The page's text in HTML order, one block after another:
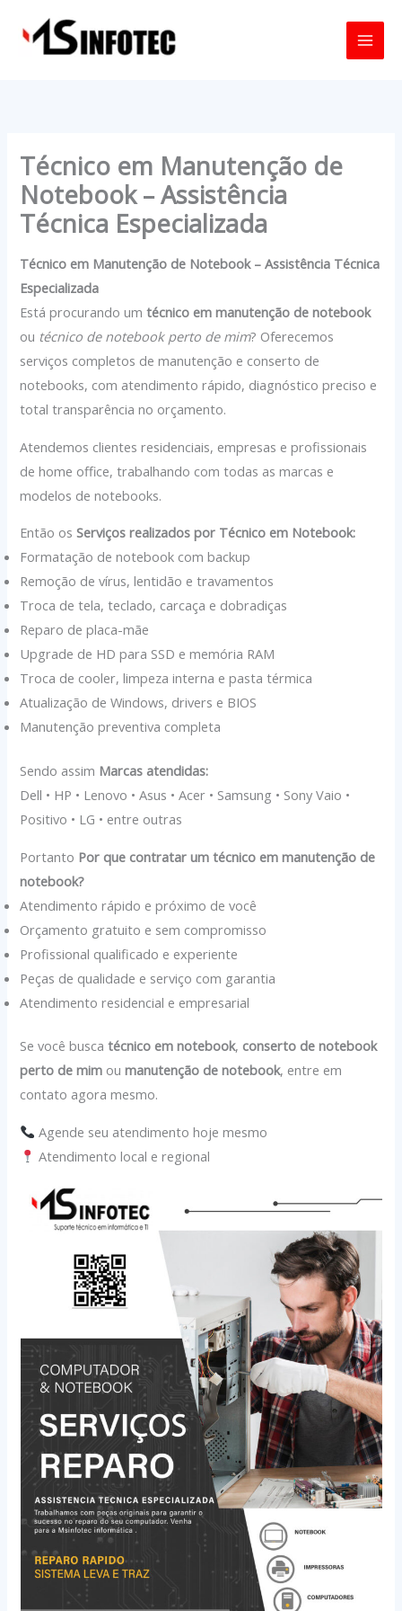
para
Técnico em Manutenção de
Notebook – Assistência
Técnica Especializada
Técnico em Manutenção de Notebook – Assistência Técnica
Especializada
Está procurando umtécnico em manutenção de notebook
ou técnico de notebook perto de mim? Oferecemos
serviços completos de manutenção e conserto de
notebooks, com atendimento rápido, diagnóstico preciso e
total transparência no orçamento.
Atendemos clientes residenciais, empresas e profissionais
de home office, trabalhando com todas as marcas e
modelos de notebooks.
Então osServiços realizados por Técnico em Notebook:
Formatação de notebook com backup
Remoção de vírus, lentidão e travamentos
Troca de tela, teclado, carcaça e dobradiças
Reparo de placa-mãe
Upgrade de HD para SSD e memória RAM
Troca de cooler, limpeza interna e pasta térmica
Atualização de Windows, drivers e BIOS
Manutenção preventiva completa
Sendo assim Marcas atendidas:
Dell • HP • Lenovo • Asus • Acer • Samsung • Sony Vaio •
Positivo • LG • entre outras
Portanto Por que contratar um técnico em manutenção de
notebook?
Atendimento rápido e próximo de você
Orçamento gratuito e sem compromisso
Profissional qualificado e experiente
Peças de qualidade e serviço com garantia
Atendimento residencial e empresarial
Se você buscatécnico em notebook, conserto de notebook
perto de mim oumanutenção de notebook, entre em
contato agora mesmo.
Agende seu atendimento hoje mesmo
Atendimento local e regional